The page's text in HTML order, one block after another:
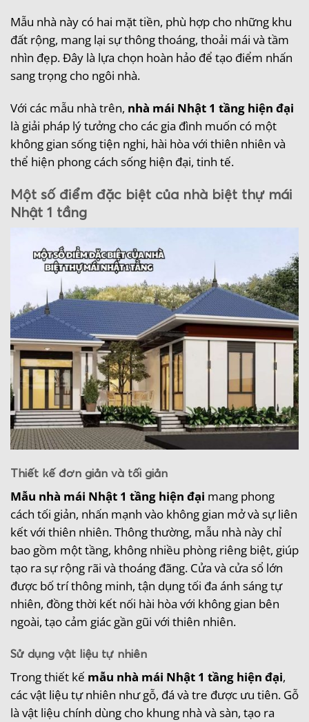
Mẫu nhà này có hai mặt tiền, phù hợp cho những khu
đất rộng, mang lại sự thông thoáng, thoải mái và tầm
nhìn đẹp. Đây là lựa chọn hoàn hảo để tạo điểm nhấn
sang trọng cho ngôi nhà.
Với các mẫu nhà trên, nhà mái Nhật 1 tầng hiện đại
là giải pháp lý tưởng cho các gia đình muốn có một
không gian sống tiện nghi, hài hòa với thiên nhiên và
thể hiện phong cách sống hiện đại, tinh tế.
Một số điểm đặc biệt của nhà biệt thự mái
Nhật 1 tầng
Thiết kế đơn giản và tối giản
Mẫu nhà mái Nhật 1 tầng hiện đại mang phong
cách tối giản, nhấn mạnh vào không gian mở và sự liên
kết với thiên nhiên. Thông thường, mẫu nhà này chỉ
bao gồm một tầng, không nhiều phòng riêng biệt, giúp
tạo ra sự rộng rãi và thoáng đãng. Cửa và cửa sổ lớn
được bố trí thông minh, tận dụng tối đa ánh sáng tự
nhiên, đồng thời kết nối hài hòa với không gian bên
ngoài, tạo cảm giác gần gũi với thiên nhiên.
Sử dụng vật liệu tự nhiên
Trong thiết kế mẫu nhà mái Nhật 1 tầng hiện đại,
các vật liệu tự nhiên như gỗ, đá và tre được ưu tiên. Gỗ
là vật liệu chính dùng cho khung nhà và sàn, tạo ra